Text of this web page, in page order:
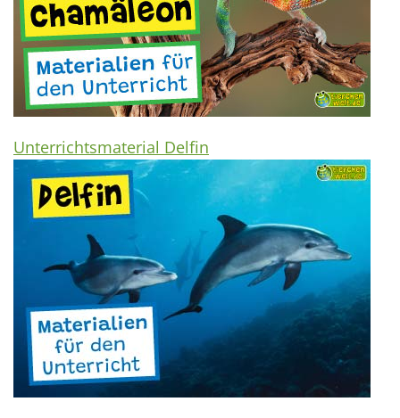
Unterrichtsmaterial Delfin